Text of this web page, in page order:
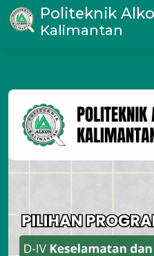
Politeknik
Kalimantan